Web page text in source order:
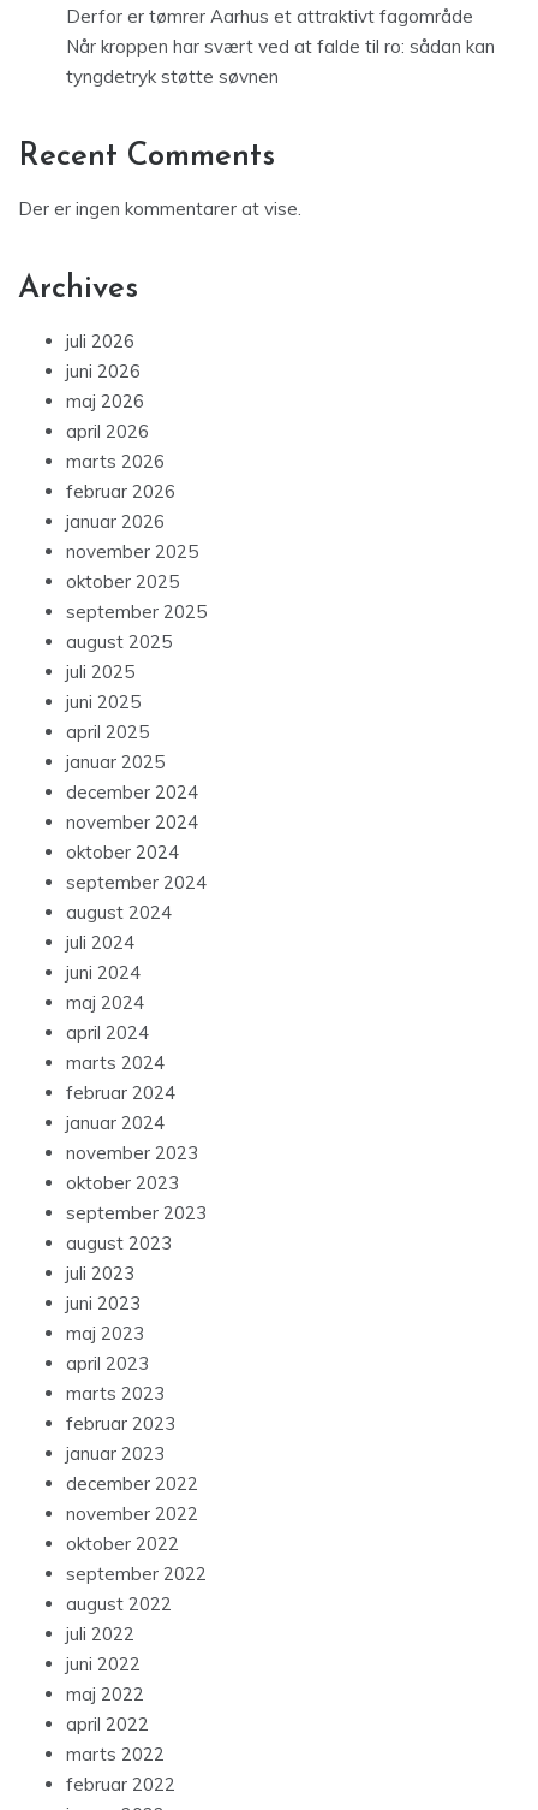
Derfor er tømrer Aarhus et attraktivt fagområde
Når kroppen har svært ved at falde til ro: sådan kan
tyngdetryk støtte søvnen
Recent Comments
Der er ingen kommentarer at vise.
Archives
juli 2026
juni 2026
maj 2026
april 2026
marts 2026
februar 2026
januar 2026
november 2025
oktober 2025
september 2025
august 2025
juli 2025
juni 2025
april 2025
januar 2025
december 2024
november 2024
oktober 2024
september 2024
august 2024
juli 2024
juni 2024
maj 2024
april 2024
marts 2024
februar 2024
januar 2024
november 2023
oktober 2023
september 2023
august 2023
juli 2023
juni 2023
maj 2023
april 2023
marts 2023
februar 2023
januar 2023
december 2022
november 2022
oktober 2022
september 2022
august 2022
juli 2022
juni 2022
maj 2022
april 2022
marts 2022
februar 2022